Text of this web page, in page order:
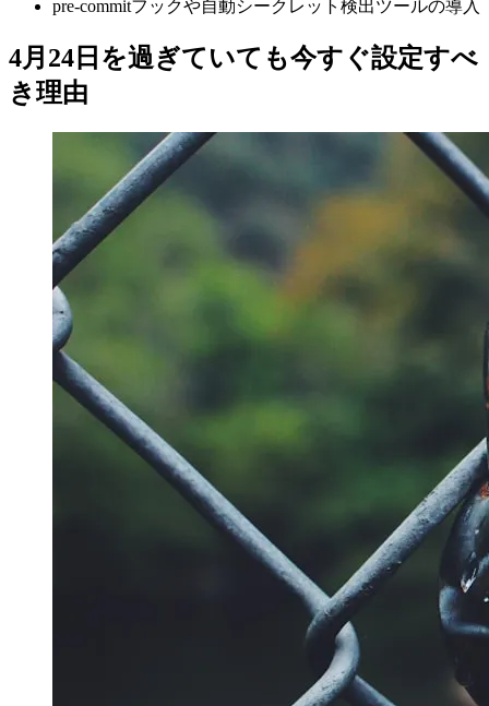
pre-commitフックや自動シークレット検出ツールの導入
4月24日を過ぎていても今すぐ設定すべ
き理由